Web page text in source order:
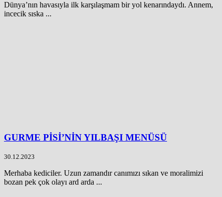
Dünya’nın havasıyla ilk karşılaşmam bir yol kenarındaydı. Annem,
incecik sıska ...
GURME PİSİ’NİN YILBAŞI MENÜSÜ
30.12.2023
Merhaba kediciler. Uzun zamandır canımızı sıkan ve moralimizi
bozan pek çok olayı ard arda ...